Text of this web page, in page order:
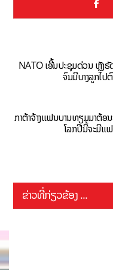
NATO ເອີ້ນປະຊຸມດ່ວນ ຫຼັງຣັ
ຈົນມີບາງລູກໄ
ກາຕ້າຈ້າງແຟນບານທຽມມາຕ້ອ
ໂລກປີນີ້ຈະມີແ
ຂ່າວທີ່ກ່ຽວຂ້ອງ ...